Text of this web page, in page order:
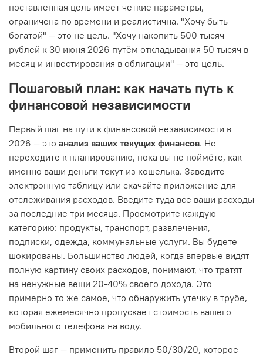
поставленная цель имеет четкие параметры,
ограничена по времени и реалистична. "Хочу быть
богатой" — это не цель. "Хочу накопить 500 тысяч
рублей к 30 июня 2026 путём откладывания 50 тысяч в
месяц и инвестирования в облигации" — это цель.
Пошаговый план: как начать путь к
финансовой независимости
Первый шаг на пути к финансовой независимости в
2026 — это анализ ваших текущих финансов. Не
переходите к планированию, пока вы не поймёте, как
именно ваши деньги текут из кошелька. Заведите
электронную таблицу или скачайте приложение для
отслеживания расходов. Введите туда все ваши расходы
за последние три месяца. Просмотрите каждую
категорию: продукты, транспорт, развлечения,
подписки, одежда, коммунальные услуги. Вы будете
шокированы. Большинство людей, когда впервые видят
полную картину своих расходов, понимают, что тратят
на ненужные вещи 20-40% своего дохода. Это
примерно то же самое, что обнаружить утечку в трубе,
которая ежемесячно пропускает стоимость вашего
мобильного телефона на воду.
Второй шаг — применить правило 50/30/20, которое